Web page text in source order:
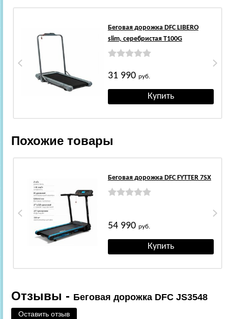
Беговая дорожка DFC LIBERO
slim, серебристая T100G
31 990 руб.
Похожие товары
Беговая дорожка DFC FYTTER 7SX
54 990 руб.
Отзывы - Беговая дорожка DFC JS3548
Оставить отзыв